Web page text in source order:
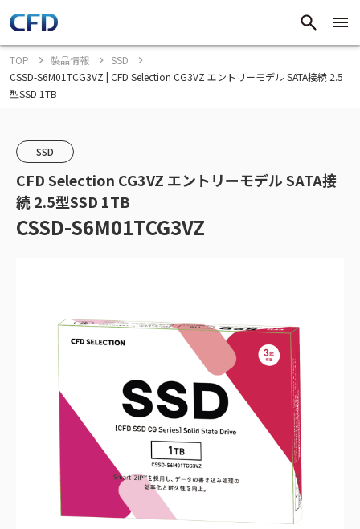
TOP 製品情報
SSD
CSSD-S6M01TCG3VZ | CFD Selection CG3VZ エントリーモデル SATA接続 2.5
型SSD 1TB
SSD
CFD Selection CG3VZ エントリーモデル SATA接
続 2.5型SSD 1TB
CSSD-S6M01TCG3VZ